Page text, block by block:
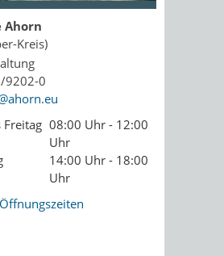
Ahorn
Kreis)
9202-0
Freitag 08:00 Uhr - 12:00
Uhr
14:00 Uhr - 18:00
Uhr